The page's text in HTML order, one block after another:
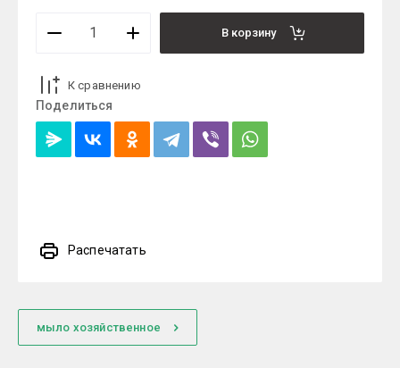
В корзину
К сравнению
Поделиться
Распечатать
мыло хозяйственное